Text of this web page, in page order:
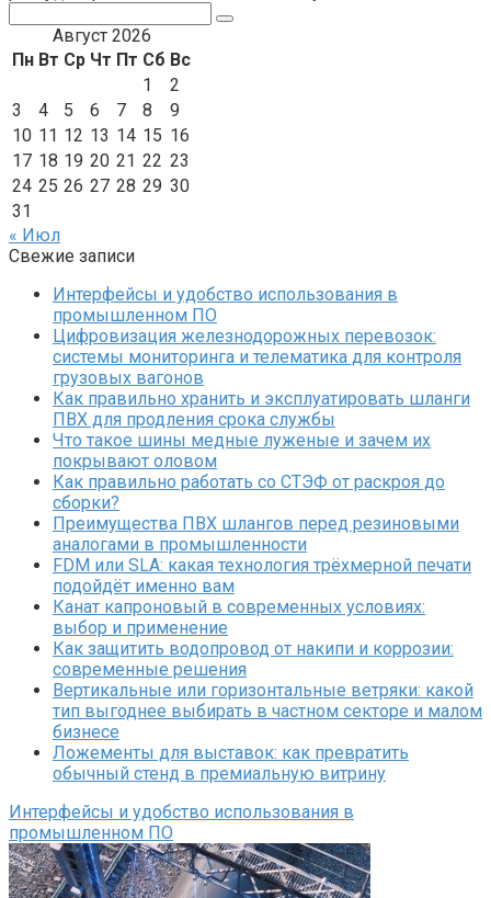
Август 2026
Пн Вт Ср Чт Пт Сб Вс
1
2
3
4 5 6 7 8
9
10 11 12 13 14 15 16
17 18 19 20 21 22 23
24 25 26 27 28 29 30
31
« Июл
Свежие записи
Интерфейсы и удобство использования в
промышленном ПО
Цифровизация железнодорожных перевозок:
системы мониторинга и телематика для контроля
грузовых вагонов
Как правильно хранить и эксплуатировать шланги
ПВХ для продления срока службы
Что такое шины медные луженые и зачем их
покрывают оловом
Как правильно работать со СТЭФ от раскроя до
сборки?
Преимущества ПВХ шлангов перед резиновыми
аналогами в промышленности
FDM или SLA: какая технология трёхмерной печати
подойдёт именно вам
Канат капроновый в современных условиях:
выбор и применение
Как защитить водопровод от накипи и коррозии:
современные решения
Вертикальные или горизонтальные ветряки: какой
тип выгоднее выбирать в частном секторе и малом
бизнесе
Ложементы для выставок: как превратить
обычный стенд в премиальную витрину
Интерфейсы и удобство использования в
промышленном ПО